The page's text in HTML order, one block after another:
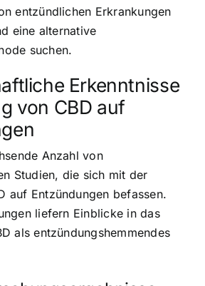
entzündlichen Erkrankungen
eine alternative
suchen.
Erkenntnisse
von CBD auf
Anzahl von
Studien, die sich mit der
auf Entzündungen befassen.
liefern Einblicke in das
als entzündungshemmendes